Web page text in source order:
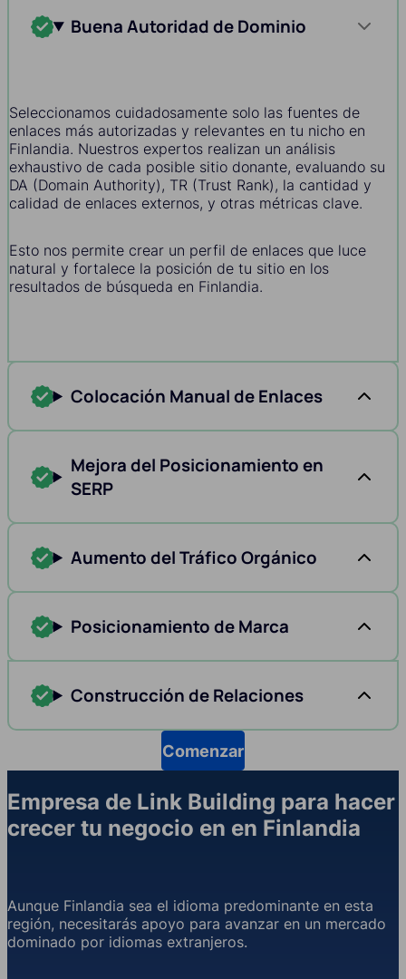
Buena Autoridad de Dominio
Seleccionamos cuidadosamente solo las fuentes de
enlaces más autorizadas y relevantes en tu nicho en
Finlandia. Nuestros expertos realizan un análisis
exhaustivo de cada posible sitio donante, evaluando su
DA (Domain Authority), TR (Trust Rank), la cantidad y
calidad de enlaces externos, y otras métricas clave.
Esto nos permite crear un perfil de enlaces que luce
natural y fortalece la posición de tu sitio en los
resultados de búsqueda en Finlandia.
Colocación Manual de Enlaces
Mejora del Posicionamiento en
SERP
Aumento del Tráfico Orgánico
Posicionamiento de Marca
Construcción de Relaciones
Comenzar
Empresa de Link Building para hacer
crecer tu negocio en en Finlandia
Aunque Finlandia sea el idioma predominante en esta
región, necesitarás apoyo para avanzar en un mercado
dominado por idiomas extranjeros.